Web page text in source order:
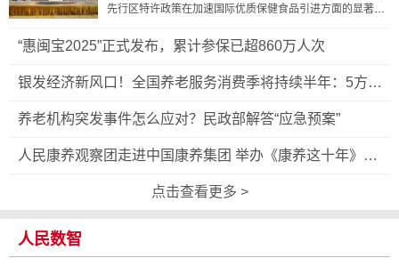
先行区特许政策在加速国际优质保健食品引进方面的显著成
“惠闽宝2025”正式发布，累计参保已超860万人次
银发经济新风口！全国养老服务消费季将持续半年：5方面
支持银发消费！
养老机构突发事件怎么应对？民政部解答“应急预案”
人民康养观察团走进中国康养集团 举办《康养这十年》课
点击查看更多 >
人民数智